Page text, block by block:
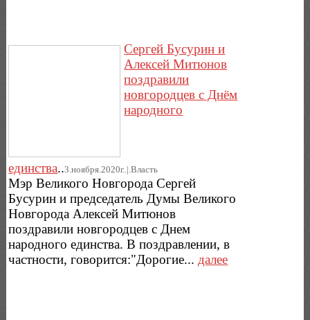
Сергей Бусурин и
Алексей Митюнов
поздравили
новгородцев с Днём
народного
единства..3.ноября.2020г..|.Власть
Мэр Великого Новгорода Сергей
Бусурин и председатель Думы Великого
Новгорода Алексей Митюнов
поздравили новгородцев с Днем
народного единства. В поздравлении, в
частности, говорится:"Дорогие...далее